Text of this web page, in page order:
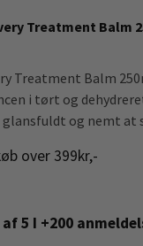
Treatment Balm
Treatment Balm
i tørt og
og nemt at
over 399kr,-
5 I +200